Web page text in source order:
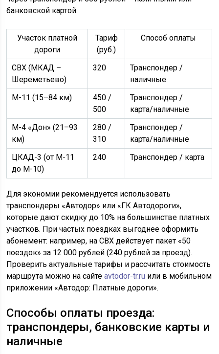
банковской картой.
Участок платной
дороги
Тариф
(руб.)
Способ оплаты
СВХ (МКАД –
Шереметьево)
320
Транспондер /
наличные
М-11 (15–84 км)
450 /
500
Транспондер /
карта/наличные
М-4 «Дон» (21–93
км)
280 /
310
Транспондер /
карта/наличные
ЦКАД-3 (от М-11
до М-10)
240 Транспондер / карта
Для экономии рекомендуется использовать
транспондеры «Автодор» или «ГК Автодороги»,
которые дают скидку до 10% на большинстве платных
участков. При частых поездках выгоднее оформить
абонемент: например, на СВХ действует пакет «50
поездок» за 12 000 рублей (240 рублей за проезд).
Проверить актуальные тарифы и рассчитать стоимость
маршрута можно на сайтеavtodor-tr.ru или в мобильном
приложении «Автодор: Платные дороги».
Способы оплаты проезда:
транспондеры, банковские карты и
наличные